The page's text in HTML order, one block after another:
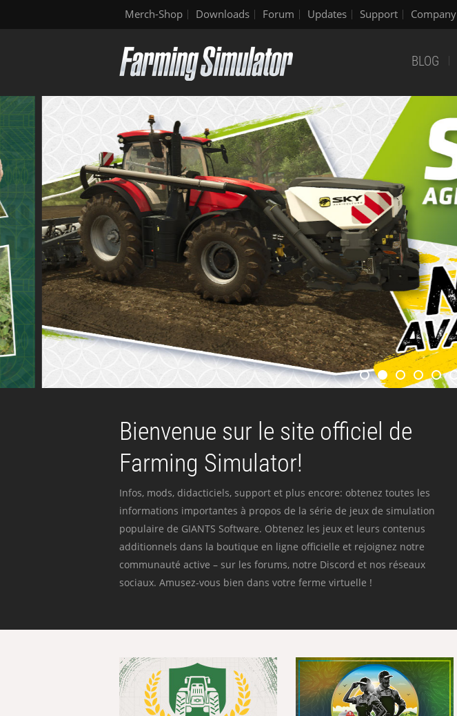
Merch-Shop Downloads Forum Updates Support Company
BLOG
Bienvenue sur le site officiel de
Farming Simulator!
Infos, mods, didacticiels, support et plus encore: obtenez toutes les
informations importantes à propos de la série de jeux de simulation
populaire de GIANTS Software. Obtenez les jeux et leurs contenus
additionnels dans la boutique en ligne officielle et rejoignez notre
communauté active – sur les forums, notre Discord et nos réseaux
sociaux. Amusez-vous bien dans votre ferme virtuelle !